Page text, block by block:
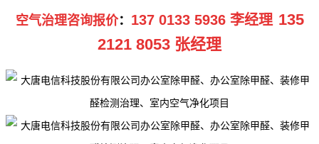
空气治理咨询报价： 137 0133 5936 李经理 135
2121 8053 张经理